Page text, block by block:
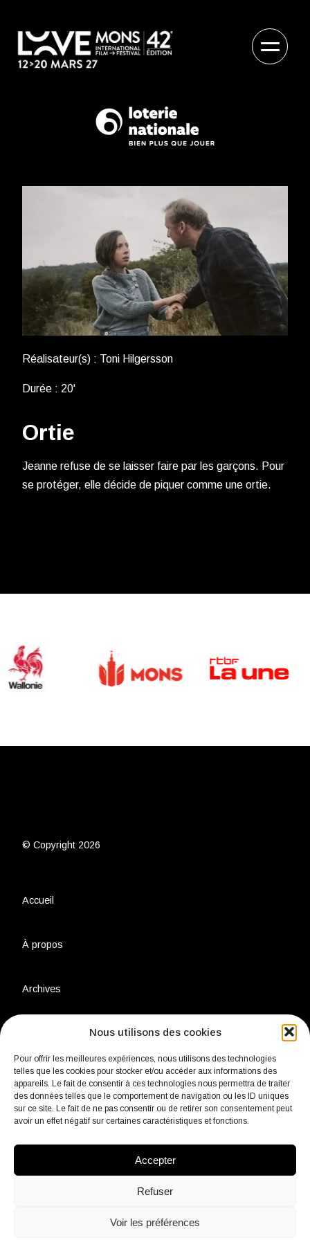
Nous utilisons des cookies
Pour offrir les meilleures expériences, nous utilisons des technologies
telles que les cookies pour stocker et/ou accéder aux informations des
appareils. Le fait de consentir à ces technologies nous permettra de traiter
des données telles que le comportement de navigation ou les ID uniques
sur ce site. Le fait de ne pas consentir ou de retirer son consentement peut
avoir un effet négatif sur certaines caractéristiques et fonctions.
Accepter
Refuser
Voir les préférences
Réalisateur(s) : Toni Hilgersson
Durée : 20'
Ortie
Jeanne refuse de se laisser faire par les garçons. Pour
se protéger, elle décide de piquer comme une ortie.
© Copyright 2026
Accueil
À propos
Archives
Charte environnementale
Politique de confidentialité
Mentions légales
Linkedin